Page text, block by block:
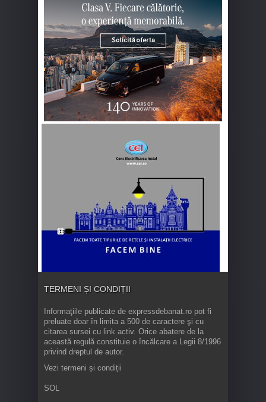
TERMENI ȘI CONDIȚII
Informaţiile publicate de expressdebanat.ro pot fi
preluate doar în limita a 500 de caractere şi cu
citarea sursei cu link activ. Orice abatere de la
această regulă constituie o încălcare a Legii 8/1996
privind dreptul de autor.
Vezi termeni și condiții
SOL